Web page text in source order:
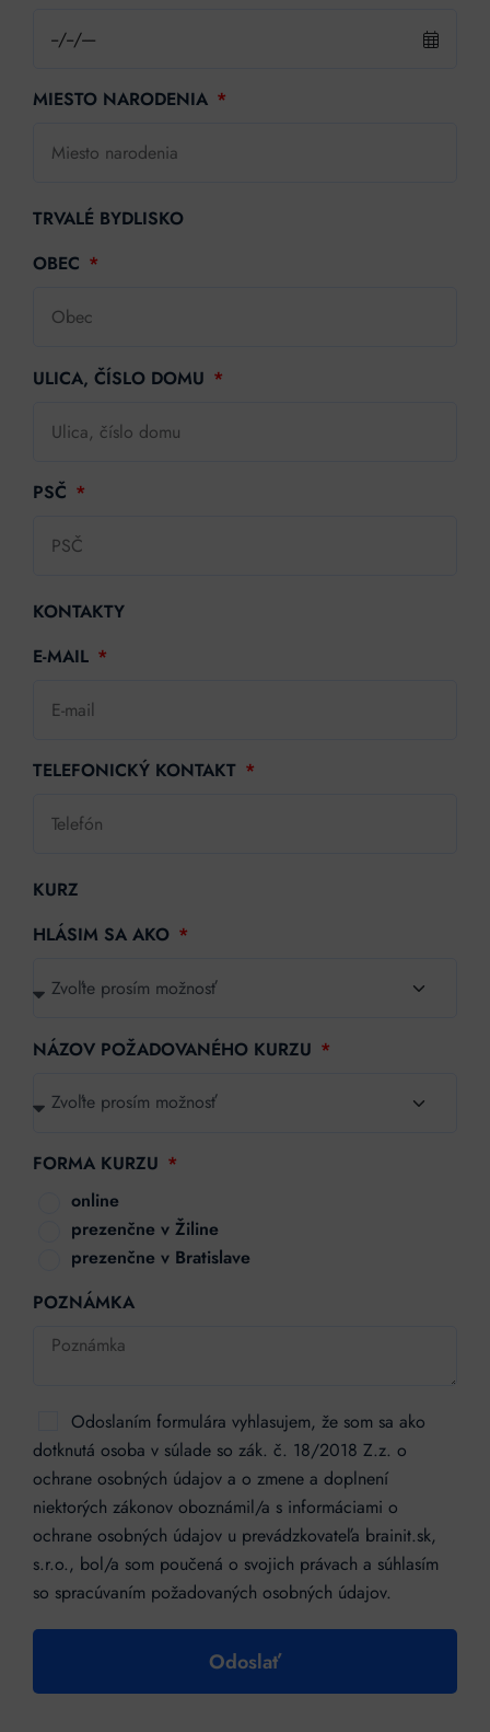
MIESTO NARODENIA
TRVALÉ BYDLISKO
OBEC
ULICA, ČÍSLO DOMU
PSČ
KONTAKTY
E-MAIL
TELEFONICKÝ KONTAKT
KURZ
HLÁSIM SA AKO
NÁZOV POŽADOVANÉHO KURZU
FORMA KURZU
online
prezenčne v Žiline
prezenčne v Bratislave
POZNÁMKA
Odoslaním formulára vyhlasujem, že som sa ako
dotknutá osoba v súlade so zák. č. 18/2018 Z.z. o
ochrane osobných údajov a o zmene a doplnení
niektorých zákonov oboznámil/a s informáciami o
ochrane osobných údajov u prevádzkovateľa brainit.sk,
s.r.o., bol/a som poučená o svojich právach a súhlasím
so spracúvaním požadovaných osobných údajov.
Odoslať
Alternative: